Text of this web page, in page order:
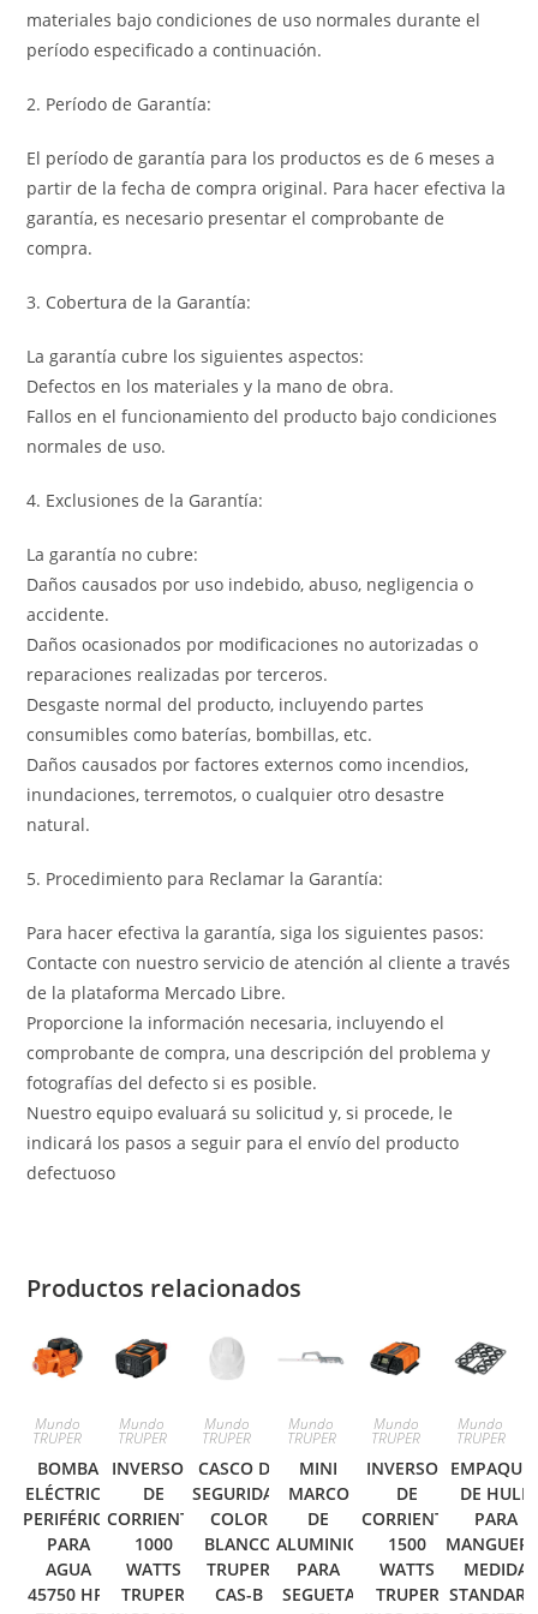
materiales bajo condiciones de uso normales durante el
período especificado a continuación.
2. Período de Garantía:
El período de garantía para los productos es de 6 meses a
partir de la fecha de compra original. Para hacer efectiva la
garantía, es necesario presentar el comprobante de
compra.
3. Cobertura de la Garantía:
La garantía cubre los siguientes aspectos:
Defectos en los materiales y la mano de obra.
Fallos en el funcionamiento del producto bajo condiciones
normales de uso.
4. Exclusiones de la Garantía:
La garantía no cubre:
Daños causados por uso indebido, abuso, negligencia o
accidente.
Daños ocasionados por modificaciones no autorizadas o
reparaciones realizadas por terceros.
Desgaste normal del producto, incluyendo partes
consumibles como baterías, bombillas, etc.
Daños causados por factores externos como incendios,
inundaciones, terremotos, o cualquier otro desastre
natural.
5. Procedimiento para Reclamar la Garantía:
Para hacer efectiva la garantía, siga los siguientes pasos:
Contacte con nuestro servicio de atención al cliente a través
de la plataforma Mercado Libre.
Proporcione la información necesaria, incluyendo el
comprobante de compra, una descripción del problema y
fotografías del defecto si es posible.
Nuestro equipo evaluará su solicitud y, si procede, le
indicará los pasos a seguir para el envío del producto
defectuoso
Productos relacionados
Mundo
TRUPER
BOMBA
ELÉCTRICA
PERIFÉRICA
PARA
AGUA
45750 HP,
Mundo
TRUPER
INVERSOR
DE
CORRIENTE
1000
WATTS
TRUPER
Mundo
TRUPER
CASCO DE
SEGURIDAD
COLOR
BLANCO
TRUPER
CAS-B
Mundo
TRUPER
MINI
MARCO
DE
ALUMINIO
PARA
SEGUETA
Mundo
TRUPER
INVERSOR
DE
CORRIENTE
1500
WATTS
TRUPER
Mundo
TRUPER
DE HULE
PARA
MEDIDA